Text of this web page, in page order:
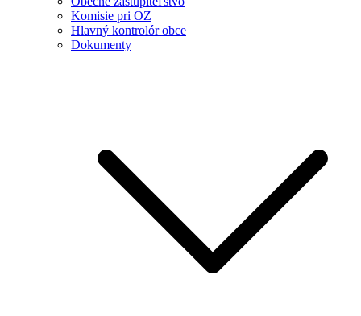
Komisie pri OZ
Hlavný kontrolór obce
Dokumenty